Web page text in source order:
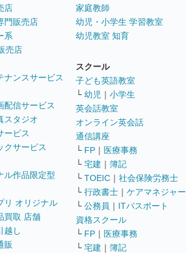
店
門販売店
系
売店
ナンスサービス
配信サービス
スタジオ
ービス
クサービス
ル作品限定型
リ オリジナル
買取 店舗
越し
販
家庭教師
幼児・小学生 学習教室
幼児教室 知育
スクール
子ども英語教室
└ 幼児 ｜ 小学生
英会話教室
オンライン英会話
通信講座
└ FP ｜ 医療事務
└ 宅建 ｜ 簿記
└ TOEIC ｜ 社会保険労務士
└ 行政書士 ｜ ケアマネジャー
└ 公務員 ｜ ITパスポート
資格スクール
└ FP ｜ 医療事務
└ 宅建 ｜ 簿記